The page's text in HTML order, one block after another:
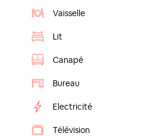
Vaisselle
Lit
Canapé
Bureau
Electricité
Télévision